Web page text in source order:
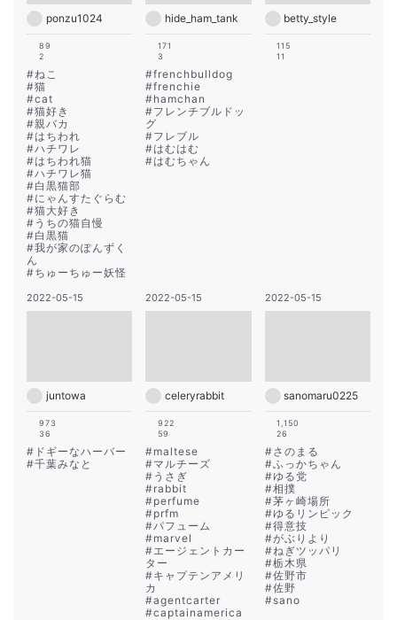
ponzu1024
89
2
#ねこ
#猫
#cat
#猫好き
#親バカ
#はちわれ
#ハチワレ
#はちわれ猫
#ハチワレ猫
#白黒猫部
#にゃんすたぐらむ
#猫大好き
# うちの猫自慢
#白黒猫
#我が家のぽんずく
ん
#ちゅーちゅー妖怪
hide_ham_tank
171
3
#frenchbulldog
#frenchie
#hamchan
#フレンチブルドッ
グ
#フレブル
#はむはむ
#はむちゃん
betty_style
115
11
2022-05-15
juntowa
973
36
# ドギーなハーバー
#千葉みなと
2022-05-15
celeryrabbit
922
59
#maltese
#マルチーズ
# うさぎ
#rabbit
#perfume
#prfm
#パフューム
#marvel
#エージェントカー
ター
#キャプテンアメリ
カ
#agentcarter
#captainamerica
2022-05-15
sanomaru0225
1,150
26
#さのまる
#ふっかちゃん
#ゆる党
#相撲
#茅ヶ崎場所
#ゆるリンピック
#得意技
#がぶりより
#ねぎツッパリ
#栃木県
#佐野市
#佐野
#sano